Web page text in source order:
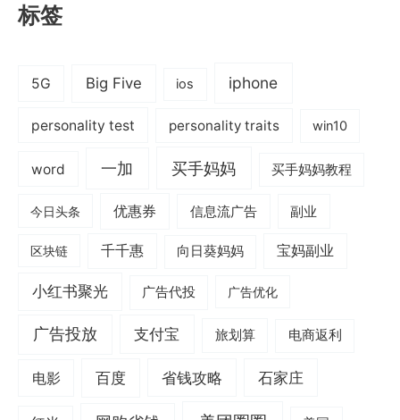
标签
5G Big Five ios iphone
personality test personality traits win10
word 一加 买手妈妈 买手妈妈教程
今日头条 优惠券 信息流广告 副业
区块链 千千惠 向日葵妈妈 宝妈副业
小红书聚光 广告代投 广告优化
广告投放 支付宝 旅划算 电商返利
电影 百度 省钱攻略 石家庄